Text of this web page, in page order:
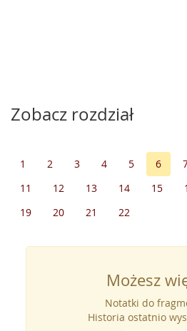
Zobacz rozdział
1 2 3 4 5 6
11
12 13 14 15
19
20 21 22
Możesz
Notatki do
Historia ostatnio